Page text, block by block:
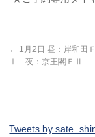
← 1月2日 昼：岸和田
Ⅰ 夜：京王閣ＦⅡ
Tweets by